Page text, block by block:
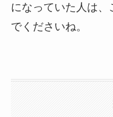
になっていた人は
でくださいね。